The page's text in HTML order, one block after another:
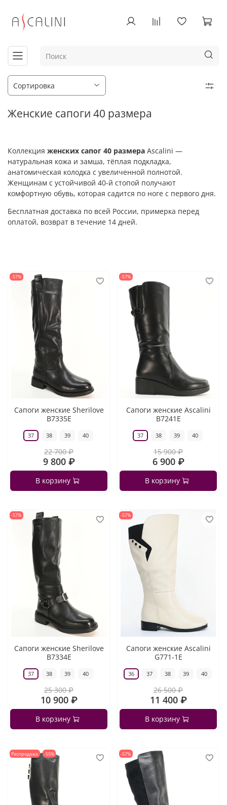
Женские сапоги 40 размера
Коллекция женских сапог 40 размера Ascalini —
натуральная кожа и замша, тёплая подкладка,
анатомическая колодка с увеличенной полнотой.
Женщинам с устойчивой 40-й стопой получают
комфортную обувь, которая садится по ноге с первого дня.
Бесплатная доставка по всей России, примерка перед
оплатой, возврат в течение 14 дней.
-57%
Сапоги женские Sherilove
B7335E
37 38 39 40
22 700 ₽
9 800 ₽
В корзину
-57%
Сапоги женские Ascalini
B7241E
37 38 39 40
15 900 ₽
6 900 ₽
В корзину
-57%
Сапоги женские Sherilove
B7334E
37 38 39 40
25 300 ₽
10 900 ₽
В корзину
-57%
Сапоги женские Ascalini
G771-1E
36 37 38 39 40
26 500 ₽
11 400 ₽
В корзину
Распродажа -55% -57%